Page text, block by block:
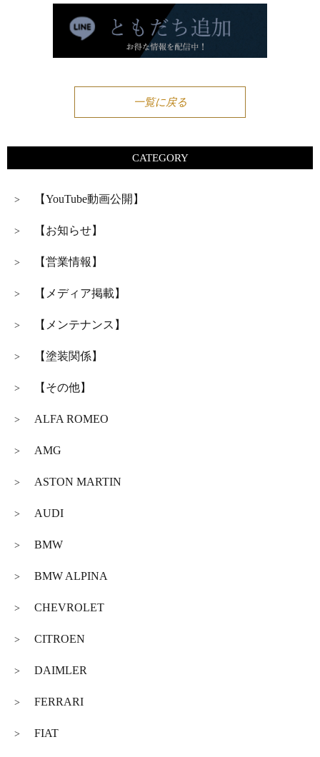
一覧に戻る
CATEGORY
> 【YouTube動画公開】
> 【お知らせ】
> 【営業情報】
> 【メディア掲載】
> 【メンテナンス】
> 【塗装関係】
> 【その他】
> ALFA ROMEO
> AMG
> ASTON MARTIN
> AUDI
> BMW
> BMW ALPINA
> CHEVROLET
> CITROEN
> DAIMLER
> FERRARI
> FIAT